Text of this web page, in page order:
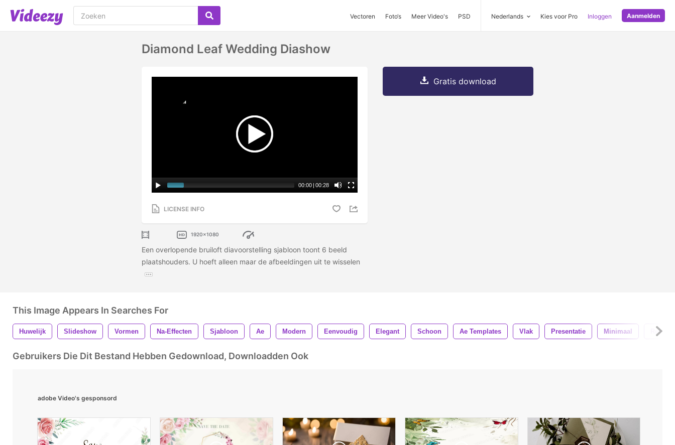
Vectoren Foto‘s Meer Video's PSD Nederlands Kies voor Pro Inloggen Aanmelden
Diamond Leaf Wedding Diashow
00:00 | 00:28
LICENSE INFO
1920x1080
Een overlopende bruiloft diavoorstelling sjabloon toont 6 beeld
plaatshouders. U hoeft alleen maar de afbeeldingen uit te wisselen
Gratis download
This Image Appears In Searches For
Huwelijk Slideshow Vormen Na-Effecten Sjabloon Ae Modern Eenvoudig Elegant Schoon Ae Templates Vlak Presentatie Minimaal
Gebruikers Die Dit Bestand Hebben Gedownload, Downloadden Ook
adobe Video's gesponsord